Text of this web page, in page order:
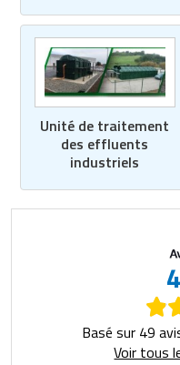
Unité de traitement
des effluents
industriels
Basé sur 49
Voir tous